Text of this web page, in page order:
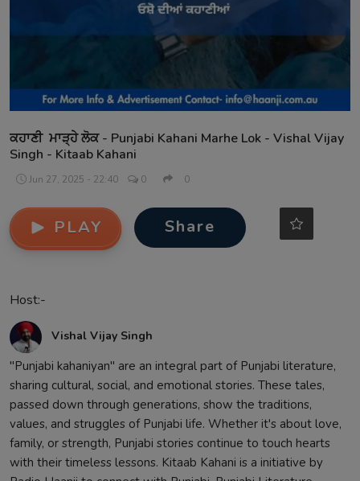
ਕਹਾਣੀ ਮਾੜ੍ਹੇ ਲੋਕ - Punjabi Kahani Marhe Lok - Vishal Vijay
Singh - Kitaab Kahani
Jun 27, 2025 - 22:40 0 0
PLAY Share
Host:-
Vishal Vijay Singh
"Punjabi kahaniyan" are an integral part of Punjabi literature,
sharing cultural, social, and emotional stories. These tales,
passed down through generations, show the traditions,
values, and struggles of Punjabi life. Whether it's about love,
family, or strength, Punjabi stories continue to touch hearts
with their timeless lessons. Kitaab Kahani is a initiative by